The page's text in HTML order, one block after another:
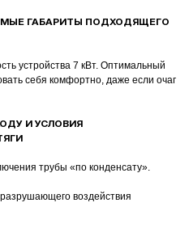
ГАБАРИТЫ ПОДХОДЯЩЕГО
устройства 7 кВт. Оптимальный
себя комфортно, даже если очаг
И УСЛОВИЯ
трубы «по конденсату».
воздействия